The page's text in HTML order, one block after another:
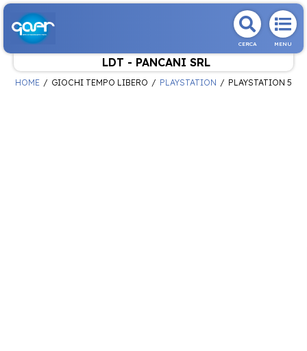
CERCA MENU
LDT - PANCANI SRL
HOME GIOCHI TEMPO LIBERO PLAYSTATION PLAYSTATION 5